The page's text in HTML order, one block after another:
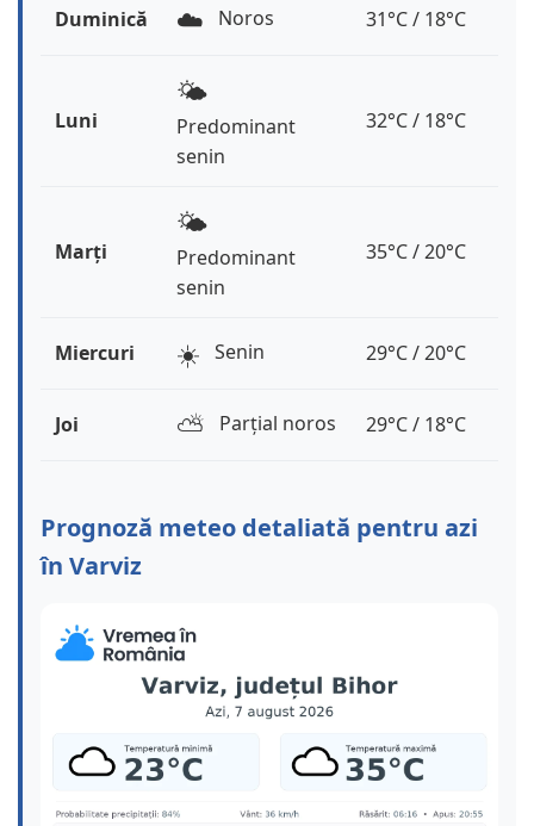
Duminică ☁️ Noros 31°C / 18°C
Luni
🌤️
Predominant
senin
32°C / 18°C
Marți
🌤️
Predominant
senin
35°C / 20°C
Miercuri ☀️ Senin 29°C / 20°C
Joi ⛅️ Parțial noros 29°C / 18°C
Prognoză meteo detaliată pentru azi
în Varviz